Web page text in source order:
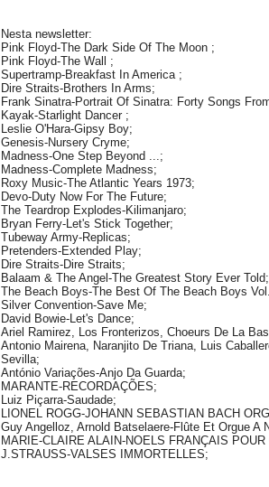
Nesta newsletter:
Pink Floyd-The Dark Side Of The Moon ;
Pink Floyd-The Wall ;
Supertramp-Breakfast In America ;
Dire Straits-Brothers In Arms;
Frank Sinatra-Portrait Of Sinatra: Forty Songs
Kayak-Starlight Dancer ;
Leslie O'Hara-Gipsy Boy;
Genesis-Nursery Cryme;
Madness-One Step Beyond ...;
Madness-Complete Madness;
Roxy Music-The Atlantic Years 1973;
Devo-Duty Now For The Future;
The Teardrop Explodes-Kilimanjaro;
Bryan Ferry-Let's Stick Together;
Tubeway Army-Replicas;
Pretenders-Extended Play;
Dire Straits-Dire Straits;
Balaam & The Angel-The Greatest Story Ever Told;
The Beach Boys-The Best Of The Beach Boys
Silver Convention-Save Me;
David Bowie-Let's Dance;
Ariel Ramirez, Los Fronterizos, Choeurs De La
Antonio Mairena, Naranjito De Triana, Luis
Sevilla;
António Variações-Anjo Da Guarda;
MARANTE-RECORDAÇÕES;
Luiz Piçarra-Saudade;
LIONEL ROGG-JOHANN SEBASTIAN BACH
Guy Angelloz, Arnold Batselaere-Flûte Et Orgue A
MARIE-CLAIRE ALAIN-NOELS FRANÇAIS POUR
J.STRAUSS-VALSES IMMORTELLES;